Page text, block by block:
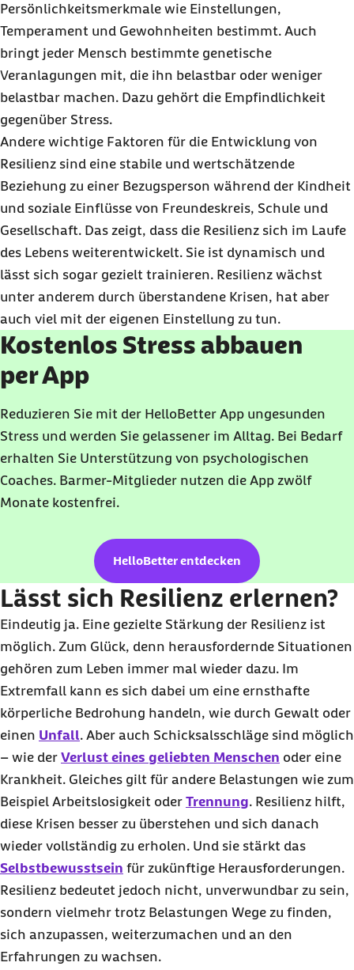
Persönlichkeitsmerkmale wie Einstellungen,
Temperament und Gewohnheiten bestimmt. Auch
bringt jeder Mensch bestimmte genetische
Veranlagungen mit, die ihn belastbar oder weniger
belastbar machen. Dazu gehört die Empfindlichkeit
gegenüber Stress.
Andere wichtige Faktoren für die Entwicklung von
Resilienz sind eine stabile und wertschätzende
Beziehung zu einer Bezugsperson während der Kindheit
und soziale Einflüsse von Freundeskreis, Schule und
Gesellschaft. Das zeigt, dass die Resilienz sich im Laufe
des Lebens weiterentwickelt. Sie ist dynamisch und
lässt sich sogar gezielt trainieren. Resilienz wächst
unter anderem durch überstandene Krisen, hat aber
auch viel mit der eigenen Einstellung zu tun.
Kostenlos Stress abbauen
per App
Reduzieren Sie mit der HelloBetter App ungesunden
Stress und werden Sie gelassener im Alltag. Bei Bedarf
erhalten Sie Unterstützung von psychologischen
Coaches. Barmer-Mitglieder nutzen die App zwölf
Monate kostenfrei.
HelloBetter entdecken
Lässt sich Resilienz erlernen?
Eindeutig ja. Eine gezielte Stärkung der Resilienz ist
möglich. Zum Glück, denn herausfordernde Situationen
gehören zum Leben immer mal wieder dazu. Im
Extremfall kann es sich dabei um eine ernsthafte
körperliche Bedrohung handeln, wie durch Gewalt oder
einen Unfall. Aber auch Schicksalsschläge sind möglich
– wie der Verlust eines geliebten Menschen oder eine
Krankheit. Gleiches gilt für andere Belastungen wie zum
Beispiel Arbeitslosigkeit oder Trennung. Resilienz hilft,
diese Krisen besser zu überstehen und sich danach
wieder vollständig zu erholen. Und sie stärkt das
Selbstbewusstsein für zukünftige Herausforderungen.
Resilienz bedeutet jedoch nicht, unverwundbar zu sein,
sondern vielmehr trotz Belastungen Wege zu finden,
sich anzupassen, weiterzumachen und an den
Erfahrungen zu wachsen.